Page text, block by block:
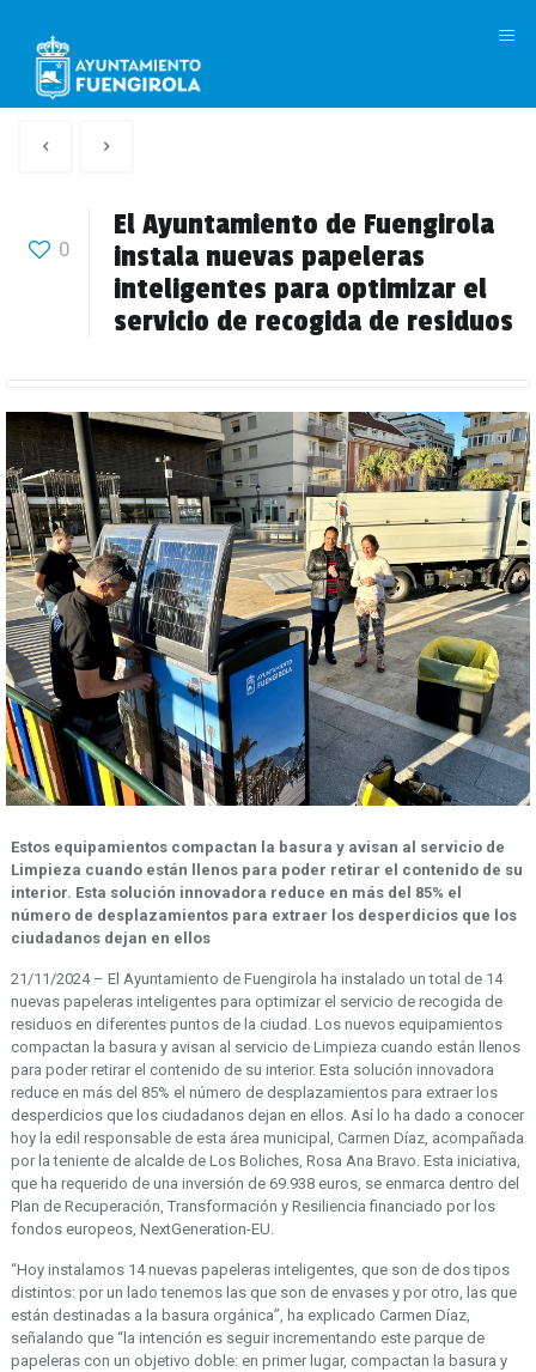
anterior
0
El Ayuntamiento de Fuengirola
instala nuevas papeleras
inteligentes para optimizar el
servicio de recogida de residuos
Estos equipamientos compactan la basura y avisan al servicio de
Limpieza cuando están llenos para poder retirar el contenido de su
interior. Esta solución innovadora reduce en más del 85% el
número de desplazamientos para extraer los desperdicios que los
ciudadanos dejan en ellos
21/11/2024 – El Ayuntamiento de Fuengirola ha instalado un total de 14
nuevas papeleras inteligentes para optimizar el servicio de recogida de
residuos en diferentes puntos de la ciudad. Los nuevos equipamientos
compactan la basura y avisan al servicio de Limpieza cuando están llenos
para poder retirar el contenido de su interior. Esta solución innovadora
reduce en más del 85% el número de desplazamientos para extraer los
desperdicios que los ciudadanos dejan en ellos. Así lo ha dado a conocer
hoy la edil responsable de esta área municipal, Carmen Díaz, acompañada
por la teniente de alcalde de Los Boliches, Rosa Ana Bravo. Esta iniciativa,
que ha requerido de una inversión de 69.938 euros, se enmarca dentro del
Plan de Recuperación, Transformación y Resiliencia financiado por los
fondos europeos, NextGeneration-EU.
“Hoy instalamos 14 nuevas papeleras inteligentes, que son de dos tipos
distintos: por un lado tenemos las que son de envases y por otro, las que
están destinadas a la basura orgánica”, ha explicado Carmen Díaz,
señalando que “la intención es seguir incrementando este parque de
papeleras con un objetivo doble: en primer lugar, compactan la basura y